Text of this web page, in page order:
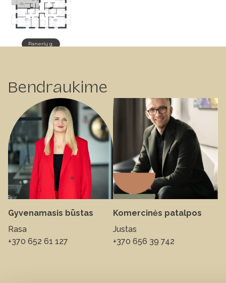
Panerių g.
Bendraukime
Gyvenamasis būstas
Rasa
+370 652 61 127
Komercinės patalpos
Justas
+370 656 39 742